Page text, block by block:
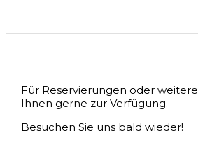
Für Reservierungen oder
Ihnen gerne zur Verfügung.
Besuchen Sie uns bald wieder!